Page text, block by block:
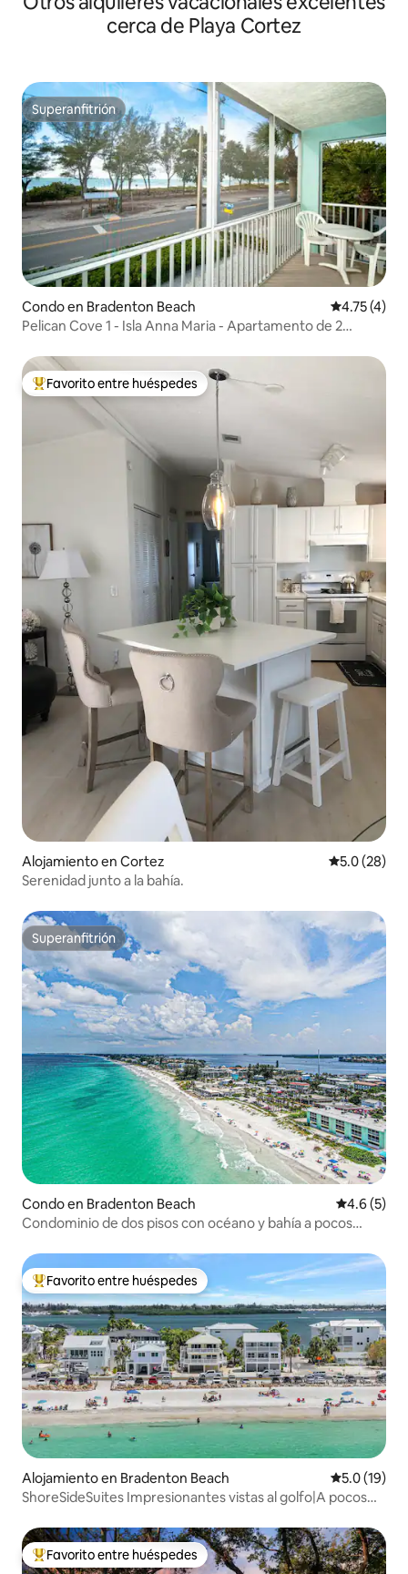
cerca de Playa Cortez
Superanfitrión
Superanfitrión
Condo en Bradenton Beach Calificación
4.75 (4)
Pelican Cove 1 - Isla Anna Maria - Apartamento de 2
Favorito entre huéspedes preferido
Favorito entre huéspedes
Alojamiento en Cortez Calificación
5.0 (28)
Serenidad junto a la bahía.
Superanfitrión
Superanfitrión
Condo en Bradenton Beach
4.6 (5)
Condominio de dos pisos con océano y bahía a pocos
Favorito entre huéspedes preferido
Favorito entre huéspedes
Alojamiento en Bradenton Beach Calificación
5.0 (19)
ShoreSideSuites Impresionantes vistas al golfo|A pocos
Favorito entre huéspedes preferido
Favorito entre huéspedes